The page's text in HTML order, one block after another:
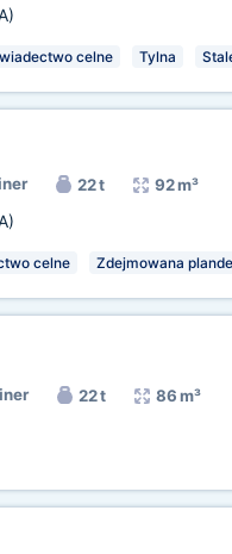
celne Tylna
22 t 92 m³
celne Zdejmowana
22 t 86 m³